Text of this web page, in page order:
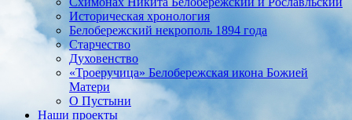
Историческая хронология
Белобережский некрополь 1894 года
Старчество
Духовенство
«Троеручица» Белобережская икона Божией
Матери
О Пустыни
Наши проекты